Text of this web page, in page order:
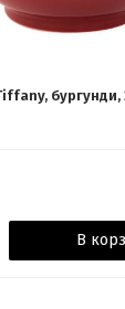
бургунди,
В